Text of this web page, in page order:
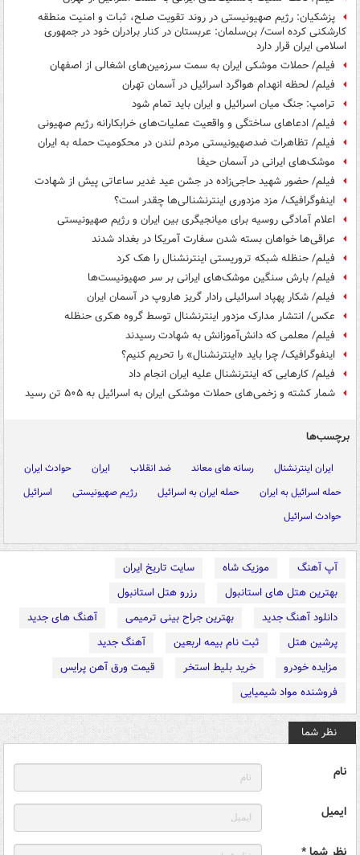
پزشکیان: رژیم صهیونیستی در روند تقویت صلح، ثبات و امنیت منطقه
کارشکنی کرده است/ بن‌سلمان: عربستان در کنار برادران خود در جمهوری
اسلامی ایران قرار دارد
فیلم/ حملات موشکی ایران به سمت سرزمین‌های اشغالی از اصفهان
فیلم/ لحظه انهدام هواگرد اسرائیل در آسمان تهران
ترامپ: جنگ میان اسرائیل و ایران باید تمام شود
فیلم/ ادعاهای ساختگی و واقعیت عملیات‌های خرابکارانه رژیم صهیونی
فیلم/ تظاهرات ضدصهیونیستی مردم لندن در محکومیت حمله به ایران
موشک‌های ایرانی در آسمان حیفا
فیلم/ حضور شهید حاجی‌زاده در جشن عید غدیر ساعاتی پیش از شهادت
اینفوگرافیک/ مزد مزدوری اینترنشنالی‌ها چقدر است؟
اعلام آمادگی روسیه برای میانجیگری بین ایران و رژیم صهیونیستی
عراقی‌ها خواهان بسته شدن سفارت آمریکا در بغداد شدند
فیلم/ حنظله شبکه تروریستی اینترنشنال را هک کرد
فیلم/ بارش سنگین موشک‌های ایرانی بر سر صهیونیست‌ها
فیلم/ شکار پهپاد اسرائیلی رادار گریز هاروپ در آسمان ایران
عکس/ انتشار مدارک مزدور اینترنشنال توسط گروه هکری حنظله
فیلم/ معلمی که دانش‌آموزانش به شهادت رسیدند
اینفوگرافیک/ چرا باید «اینترنشنال» را تحریم کنیم؟
فیلم/ کارهایی که اینترنشنال علیه ایران انجام داد
شمار کشته و زخمی‌های حملات موشکی ایران به اسرائیل به ۵۰۵ تن رسید
برچسب‌ها
ایران اینترنشنال رسانه های معاند ضد انقلاب ایران
حوادث ایران
حمله اسرائیل به ایران
حمله ایران به اسرائیل رژیم صهیونیستی
اسرائیل
حوادث اسرائیل
آپ آهنگ موزیک شاه
سایت تاریخ ایران
بهترین هتل های استانبول
رزرو هتل استانبول
دانلود آهنگ جدید
بهترین جراح بینی ترمیمی
آهنگ های جدید
پرشین هتل
ثبت نام بیمه اربعین
آهنگ جدید
مزایده خودرو
خرید بلیط استخر
قیمت ورق آهن پرایس
فروشنده مواد شیمیایی
نظر شما
نام
ایمیل